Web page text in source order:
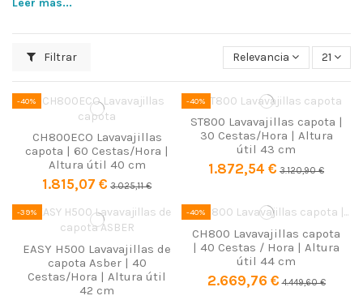
Rapidez y eficiencia:
lavado, reduciendo costes y consumo.
capaces de procesar entre 700 y 1.000 platos
por hora, ideales para cocinas con gran demanda.
Durabilidad:fabricados en acero inoxidable de máxima
resistencia, preparados para uso intensivo.
Ergonomía:su apertura vertical reduce esfuerzo físico y mejora
la comodidad del operario.
Características principales
Según el modelo y la marca, los
Cestas de gran tamaño
(50x50 o 60x60 cm) para lavar un gran
Múltiples programas de lavado
que se adaptan al tipo de vajilla
y nivel de suciedad.
Paneles de control avanzados
con sistemas digitales o
Leer más...
Filtrar Relevancia 21
-40%
CH800ECO Lavavajillas
capota | 60 Cestas/Hora |
Altura útil 40 cm
1.815,07 € 3.025,11 €
-40%
ST800 Lavavajillas capota |
30 Cestas/Hora | Altura
útil 43 cm
1.872,54 € 3.120,90 €
-39%
EASY H500 Lavavajillas de
capota Asber | 40
Cestas/Hora | Altura útil
42 cm
-40%
CH800 Lavavajillas capota
| 40 Cestas / Hora | Altura
útil 44 cm
2.669,76 € 4.449,60 €